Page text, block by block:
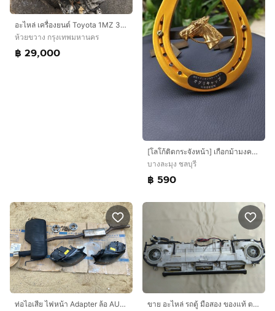
อะไหล่ เครื่องยนต์ Toyota 1MZ 3.0L รุ่นขับ2 ล้อ มือสอง ถอดจาก Toyota Estima 3.0
ห้วยขวาง กรุงเทพมหานคร
฿ 29,000
[โลโก้ติดกระจังหน้า] เกือกม้ามงคลสีทองวินเทจ ที่ระลึกม้าแข่ง Oguri Cap ญี่ปุ่น งานดิบๆ สายรถคลาสสิก
บางละมุง ชลบุรี
฿ 590
ท่อไอเสีย ไฟหน้า Adapter ล้อ AUDI TT Coupe MK1 ยี่ห้อ LEISTRITZ AudiTT
ขาย อะไหล่ รถตู้ มือสอง ของแท้ ตรงรุ่น โฉมปี 2005 – 2019